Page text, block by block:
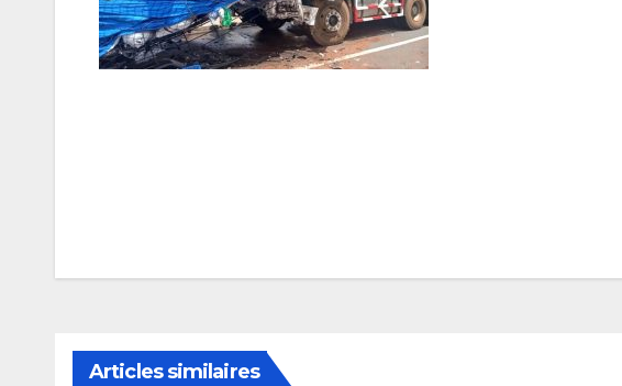
l’article
Articles similaires